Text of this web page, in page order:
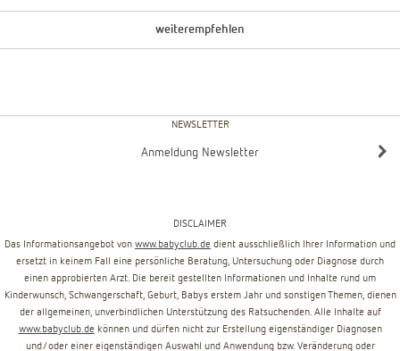
weiterempfehlen
NEWSLETTER
Anmeldung Newsletter
DISCLAIMER
Das Informationsangebot von www.babyclub.de dient ausschließlich Ihrer Information und
ersetzt in keinem Fall eine persönliche Beratung, Untersuchung oder Diagnose durch
einen approbierten Arzt. Die bereit gestellten Informationen und Inhalte rund um
Kinderwunsch, Schwangerschaft, Geburt, Babys erstem Jahr und sonstigen Themen, dienen
der allgemeinen, unverbindlichen Unterstützung des Ratsuchenden. Alle Inhalte auf
www.babyclub.de können und dürfen nicht zur Erstellung eigenständiger Diagnosen
und/oder einer eigenständigen Auswahl und Anwendung bzw. Veränderung oder